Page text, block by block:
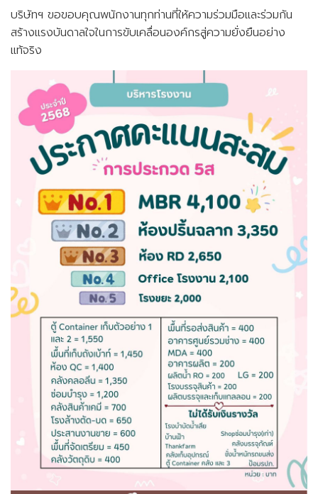
บริษัทฯ ขอขอบคุณพนักงานทุกท่านที่ให้ความร่วมมือและร่วมกัน
สร้างแรงบันดาลใจในการขับเคลื่อนองค์กรสู่ความยั่งยืนอย่าง
แท้จริง